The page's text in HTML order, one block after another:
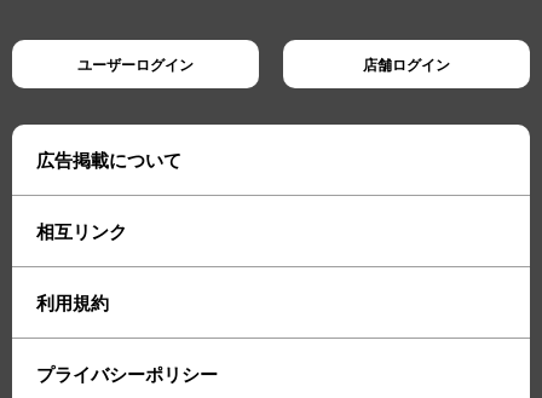
ユーザーログイン 店舗ログイン
広告掲載について
相互リンク
利用規約
プライバシーポリシー